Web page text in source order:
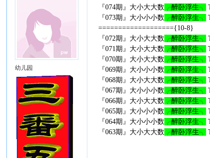
幼儿园
『074期』大小大大数 ╭醉卧浮生╮
『073期』大小小小数 ╭醉卧浮生╮
==================={10-8}
『072期』大小大大数 ╭醉卧浮生╮
『071期』大小大大数 ╭醉卧浮生╮
『070期』大小大大数 ╭醉卧浮生╮
『069期』大小小小数 ╭醉卧浮生╮
『068期』大小大大数 ╭醉卧浮生╮
『067期』大小小小数 ╭醉卧浮生╮
『066期』大小大大数 ╭醉卧浮生╮
『065期』大小小小数 ╭醉卧浮生╮
『064期』大小小小数 ╭醉卧浮生╮
『063期』大小大大数 ╭醉卧浮生╮